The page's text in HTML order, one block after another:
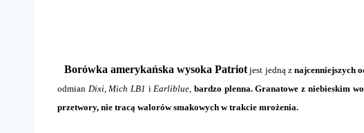
Borówka amerykańska wysoka Patriot jest jedną znajcenniejszych
odmian Dixi, Mich LB1 i Earliblue ,bardzo plenna.Granatowe z niebieskim
przetwory, nie tracą walorów smakowych w trakcie mrożenia.